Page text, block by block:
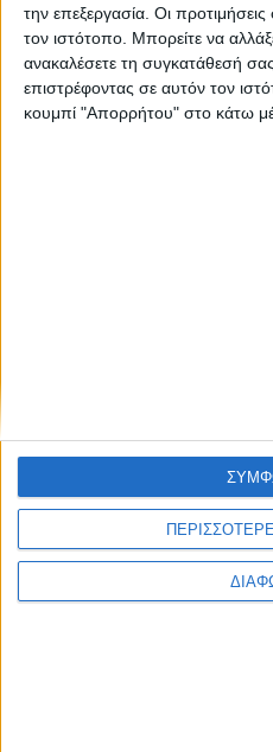
την επεξεργασία. Οι
τον ιστότοπο. Μπορείτε να
ανακαλέσετε τη συγκατάθεσή
επιστρέφοντας σε αυτόν τον
κουμπί "Απορρήτου" στο κάτω
Στο λιοπύρι της παραγωγής
Τα «ΑγροΝέα» σας συνιστούν